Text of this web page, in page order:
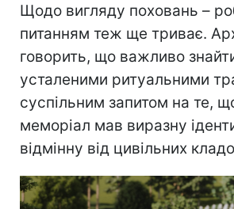
Щодо вигляду поховань –
питанням теж ще триває.
говорить, що важливо
усталеними ритуальними
суспільним запитом на те,
меморіал мав виразну
відмінну від цивільних